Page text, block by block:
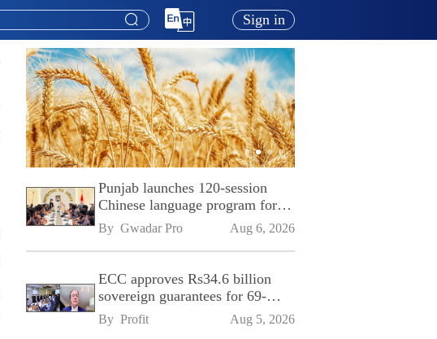
Sign in
Punjab launches 120-session
Chinese language program for
SPU
By Gwadar Pro Aug 6, 2026
ECC approves Rs34.6 billion
sovereign guarantees for 69-
kilometre Sialkot-Kharian
Motorway
By Profit Aug 5, 2026